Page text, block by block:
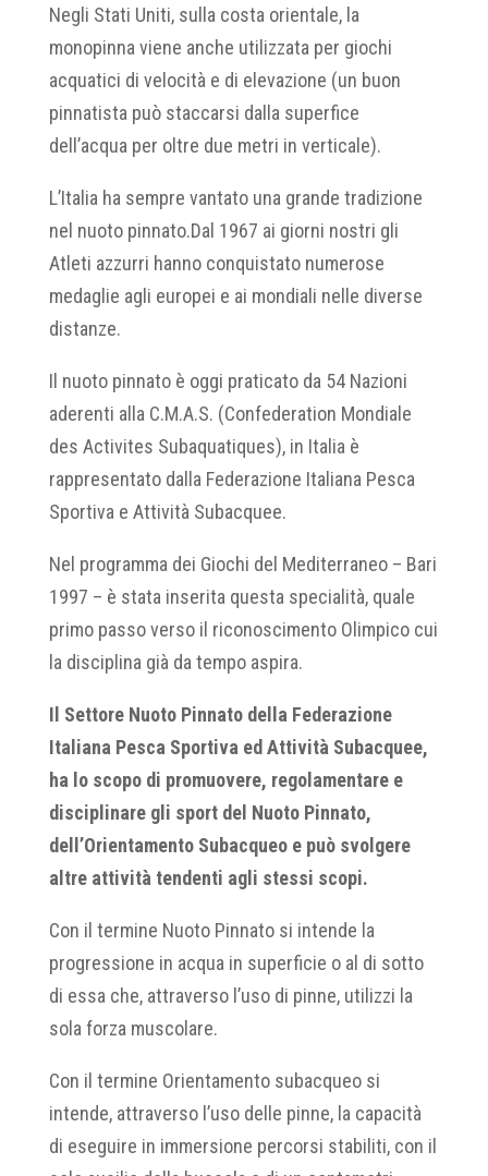
Negli Stati Uniti, sulla costa orientale, la
monopinna viene anche utilizzata per giochi
acquatici di velocità e di elevazione (un buon
pinnatista può staccarsi dalla superfice
dell’acqua per oltre due metri in verticale).
L’Italia ha sempre vantato una grande tradizione
nel nuoto pinnato.Dal 1967 ai giorni nostri gli
Atleti azzurri hanno conquistato numerose
medaglie agli europei e ai mondiali nelle diverse
distanze.
Il nuoto pinnato è oggi praticato da 54 Nazioni
aderenti alla C.M.A.S. (Confederation Mondiale
des Activites Subaquatiques), in Italia è
rappresentato dalla Federazione Italiana Pesca
Sportiva e Attività Subacquee.
Nel programma dei Giochi del Mediterraneo – Bari
1997 – è stata inserita questa specialità, quale
primo passo verso il riconoscimento Olimpico cui
la disciplina già da tempo aspira.
Il Settore Nuoto Pinnato della Federazione
Italiana Pesca Sportiva ed Attività Subacquee,
ha lo scopo di promuovere, regolamentare e
disciplinare gli sport del Nuoto Pinnato,
dell’Orientamento Subacqueo e può svolgere
altre attività tendenti agli stessi scopi.
Con il termine Nuoto Pinnato si intende la
progressione in acqua in superficie o al di sotto
di essa che, attraverso l’uso di pinne, utilizzi la
sola forza muscolare.
Con il termine Orientamento subacqueo si
intende, attraverso l’uso delle pinne, la capacità
di eseguire in immersione percorsi stabiliti, con il